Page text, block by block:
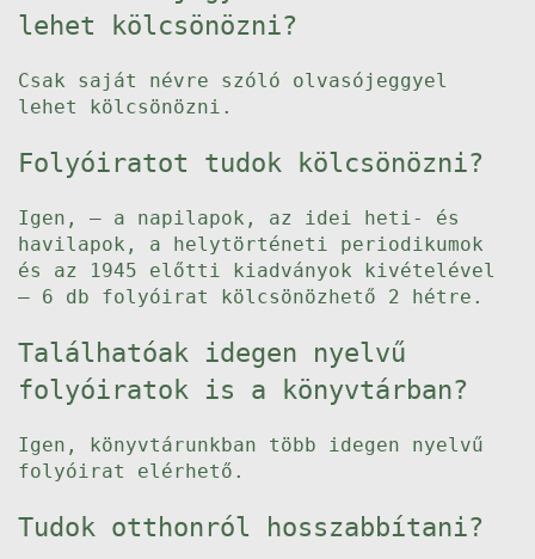
lehet kölcsönözni?
Csak saját névre szóló olvasójeggyel
lehet kölcsönözni.
Folyóiratot tudok kölcsönözni?
Igen, – a napilapok, az idei heti- és
havilapok, a helytörténeti periodikumok
és az 1945 előtti kiadványok kivételével
– 6 db folyóirat kölcsönözhető 2 hétre.
Találhatóak idegen nyelvű
folyóiratok is a könyvtárban?
Igen, könyvtárunkban több idegen nyelvű
folyóirat elérhető.
Tudok otthonról hosszabbítani?